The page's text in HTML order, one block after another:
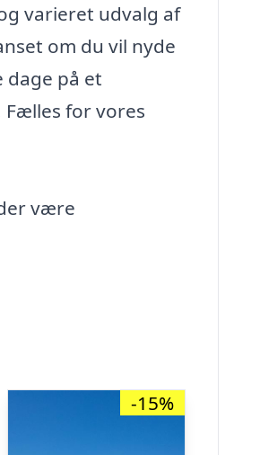
varieret udvalg af
om du vil nyde
dage på et
Fælles for vores
være
-15%